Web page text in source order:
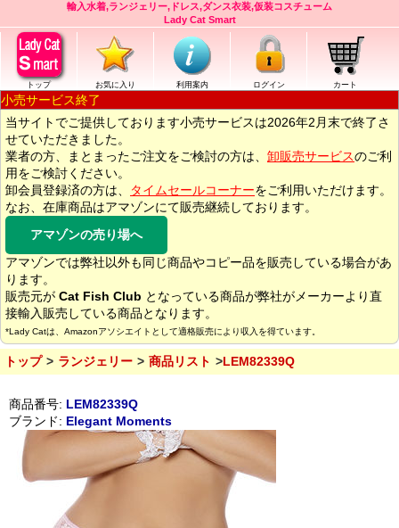
輸入水着,ランジェリー,ドレス,ダンス衣装,仮装コスチューム
Lady Cat Smart
トップ お気に入り 利用案内 ログイン カート
小売サービス終了
当サイトでご提供しております小売サービスは2026年2月末で終了さ
せていただきました。
業者の方、まとまったご注文をご検討の方は、 卸販売サービスのご利
用をご検討ください。
卸会員登録済の方は、
タイムセールコーナーをご利用いただけます。
なお、在庫商品はアマゾンにて販売継続しております。
アマゾンの売り場へ
アマゾンでは弊社以外も同じ商品やコピー品を販売している場合があ
ります。
販売元が Cat Fish Club となっている商品が弊社がメーカーより直
接輸入販売している商品となります。
*Lady Catは、Amazonアソシエイトとして適格販売により収入を得ています。
トップ ランジェリー 商品リスト LEM82339Q
商品番号: LEM82339Q
ブランド: Elegant Moments